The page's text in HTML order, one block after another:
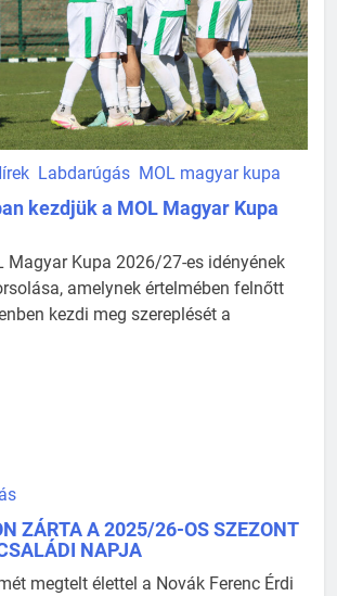
Labdarúgás MOL magyar kupa
kezdjük a MOL Magyar Kupa
Magyar Kupa 2026/27-es idényének
amelynek értelmében felnőtt
kezdi meg szereplését a
ZÁRTA A 2025/26-OS SZEZONT
NAPJA
megtelt élettel a Novák Ferenc Érdi